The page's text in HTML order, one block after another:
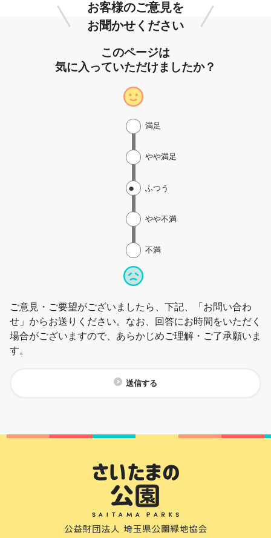
お客様のご意見を
お聞かせください
このページは
気に入っていただけましたか？
不満
やや不満
ふつう
やや満足
満足
ご意見・ご要望がございましたら、下記、「お問い合わ
せ」からお送りください。なお、回答にお時間をいただく
場合がございますので、あらかじめご理解・ご了承願いま
す。
送信する